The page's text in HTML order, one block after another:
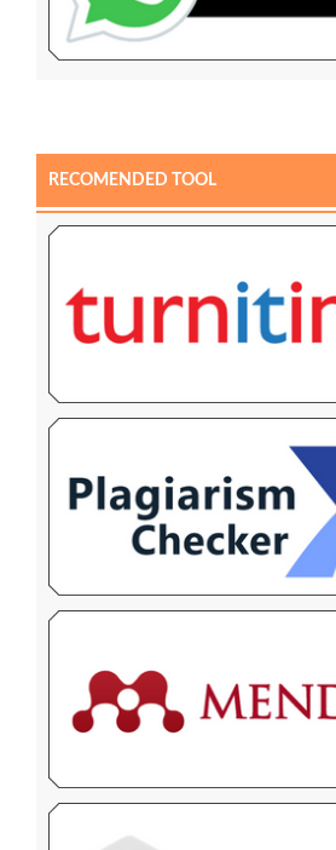
RECOMENDED TOOL